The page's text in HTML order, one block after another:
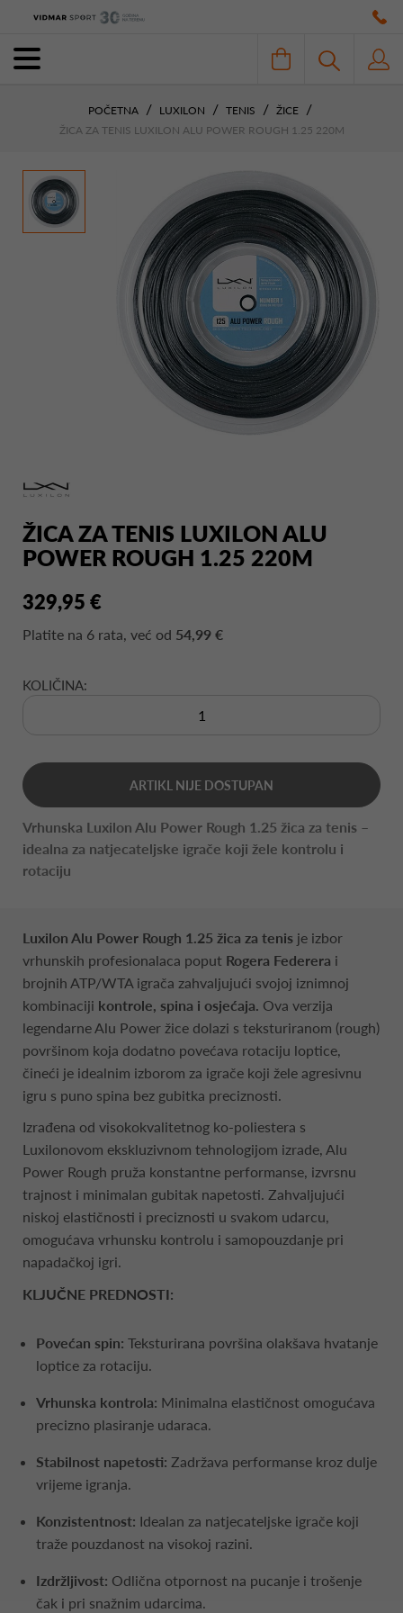
POČETNA LUXILON TENIS
ŽICE
ŽICA ZA TENIS LUXILON ALU POWER ROUGH 1.25 220M
ŽICA ZA TENIS LUXILON ALU
POWER ROUGH 1.25 220M
329,95 €
Platite na 6 rata, već od 54,99 €
KOLIČINA:
ARTIKL NIJE DOSTUPAN
Vrhunska Luxilon Alu Power Rough 1.25 žica za tenis –
idealna za natjecateljske igrače koji žele kontrolu i
rotaciju
Luxilon Alu Power Rough 1.25 žica za tenis je izbor
vrhunskih profesionalaca poput Rogera Federera i
brojnih ATP/WTA igrača zahvaljujući svojoj iznimnoj
kombinaciji kontrole, spina i osjećaja. Ova verzija
legendarne Alu Power žice dolazi s teksturiranom (rough)
površinom koja dodatno povećava rotaciju loptice,
čineći je idealnim izborom za igrače koji žele agresivnu
igru s puno spina bez gubitka preciznosti.
Izrađena od visokokvalitetnog ko-poliestera s
Luxilonovom ekskluzivnom tehnologijom izrade, Alu
Power Rough pruža konstantne performanse, izvrsnu
trajnost i minimalan gubitak napetosti. Zahvaljujući
niskoj elastičnosti i preciznosti u svakom udarcu,
omogućava vrhunsku kontrolu i samopouzdanje pri
napadačkoj igri.
KLJUČNE PREDNOSTI:
Povećan spin: Teksturirana površina olakšava hvatanje
loptice za rotaciju.
Vrhunska kontrola: Minimalna elastičnost omogućava
precizno plasiranje udaraca.
Stabilnost napetosti: Zadržava performanse kroz dulje
vrijeme igranja.
Konzistentnost: Idealan za natjecateljske igrače koji
traže pouzdanost na visokoj razini.
Izdržljivost: Odlična otpornost na pucanje i trošenje
čak i pri snažnim udarcima.